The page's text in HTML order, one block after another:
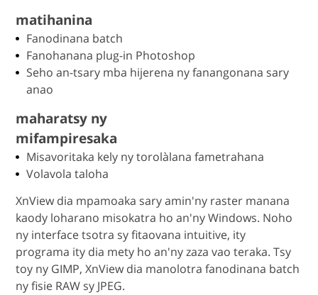
matihanina
Fanodinana batch
Fanohanana plug-in Photoshop
Seho an-tsary mba hijerena ny fanangonana sary
anao
maharatsy ny
mifampiresaka
Misavoritaka kely ny torolàlana fametrahana
Volavola taloha
XnView dia mpamoaka sary amin'ny raster manana
kaody loharano misokatra ho an'ny Windows. Noho
ny interface tsotra sy fitaovana intuitive, ity
programa ity dia mety ho an'ny zaza vao teraka. Tsy
toy ny GIMP, XnView dia manolotra fanodinana batch
ny fisie RAW sy JPEG.